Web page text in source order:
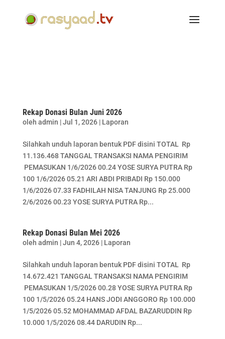
Rekap Donasi Bulan Juni 2026
oleh admin |Jul 1, 2026| Laporan
Silahkah unduh laporan bentuk PDF disini TOTAL Rp
11.136.468 TANGGAL TRANSAKSI NAMA PENGIRIM
PEMASUKAN 1/6/2026 00.24 YOSE SURYA PUTRA Rp
100 1/6/2026 05.21 ARI ABDI PRIBADI Rp 150.000
1/6/2026 07.33 FADHILAH NISA TANJUNG Rp 25.000
2/6/2026 00.23 YOSE SURYA PUTRA Rp...
Rekap Donasi Bulan Mei 2026
oleh admin |Jun 4, 2026| Laporan
Silahkah unduh laporan bentuk PDF disini TOTAL Rp
14.672.421 TANGGAL TRANSAKSI NAMA PENGIRIM
PEMASUKAN 1/5/2026 00.28 YOSE SURYA PUTRA Rp
100 1/5/2026 05.24 HANS JODI ANGGORO Rp 100.000
1/5/2026 05.52 MOHAMMAD AFDAL BAZARUDDIN Rp
10.000 1/5/2026 08.44 DARUDIN Rp...